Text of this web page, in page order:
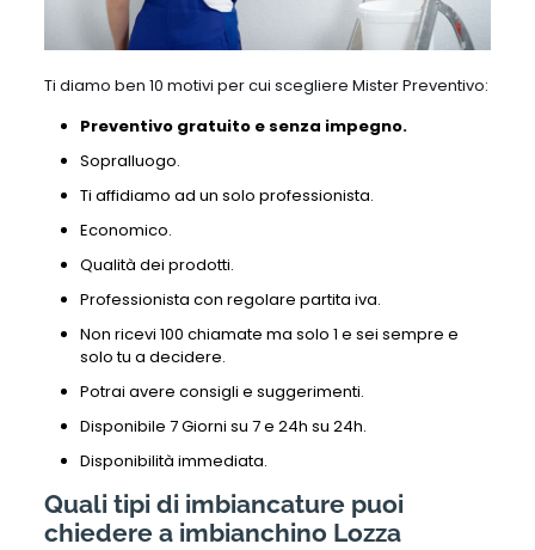
Ti diamo ben 10 motivi per cui scegliere Mister Preventivo:
Preventivo gratuito e senza impegno.
Sopralluogo.
Ti affidiamo ad un solo professionista.
Economico.
Qualità dei prodotti.
Professionista con regolare partita iva.
Non ricevi 100 chiamate ma solo 1 e sei sempre e
solo tu a decidere.
Potrai avere consigli e suggerimenti.
Disponibile 7 Giorni su 7 e 24h su 24h.
Disponibilità immediata.
Quali tipi di imbiancature puoi
chiedere a imbianchino Lozza